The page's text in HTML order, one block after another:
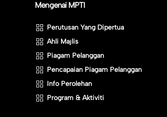
Mengenai MPTI
Perutusan Yang Dipertua
Ahli Majlis
Piagam Pelanggan
Pencapaian Piagam Pelanggan
Info Perolehan
Program & Aktiviti